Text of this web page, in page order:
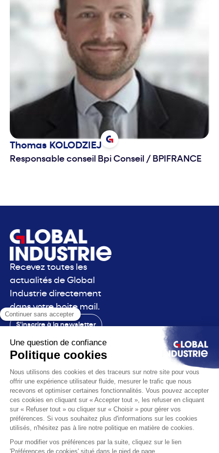
Thomas KOLODZIEJ
Responsable conseil Bpi Conseil / BPIFRANCE
Recevez toutes les
actualités de Global
Industrie directement
dans votre boite mail.
S'inscrire à la newsletter
Contact
Le salon
La voix
Les solutions